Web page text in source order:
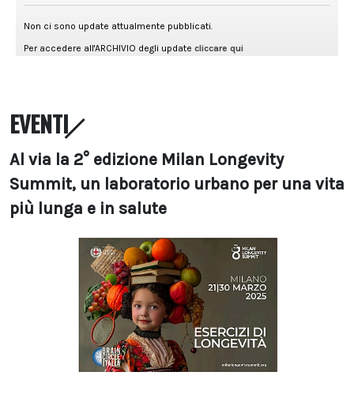
EVENTI
Al via la 2° edizione Milan Longevity
Summit, un laboratorio urbano per una vita
più lunga e in salute